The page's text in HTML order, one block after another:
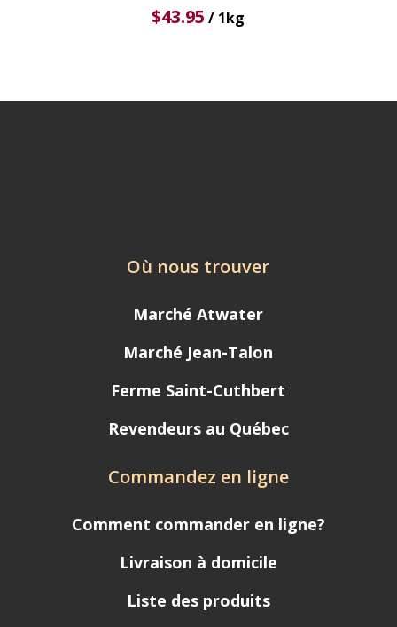
$43.95 / 1kg
Où nous trouver
Marché Atwater
Marché Jean-Talon
Ferme Saint-Cuthbert
Revendeurs au Québec
Commandez en ligne
Comment commander en ligne?
Livraison à domicile
Liste des produits